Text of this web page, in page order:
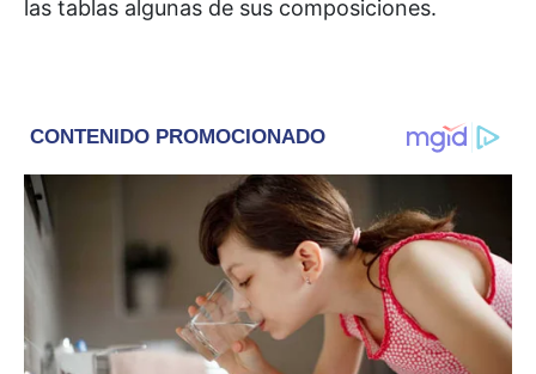
las tablas algunas de sus composiciones.